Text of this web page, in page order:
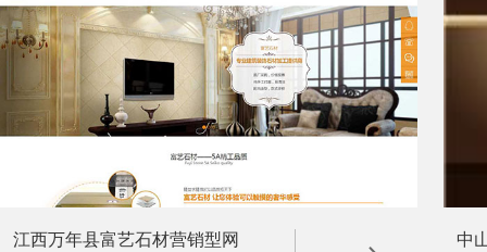
江西万年县富艺石材营销型网
中